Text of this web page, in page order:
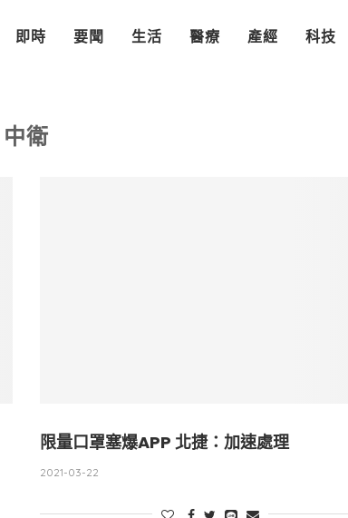
即時 要聞 生活 醫療 產經 科技
中衛
限量口罩塞爆APP 北捷：加速處理
2021-03-22